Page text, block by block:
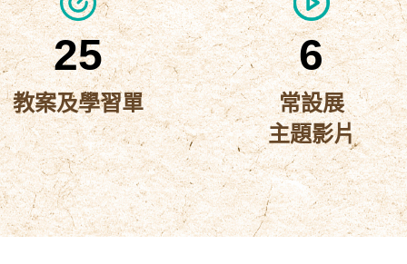
25
教案及學習單
6
常設展
主題影片